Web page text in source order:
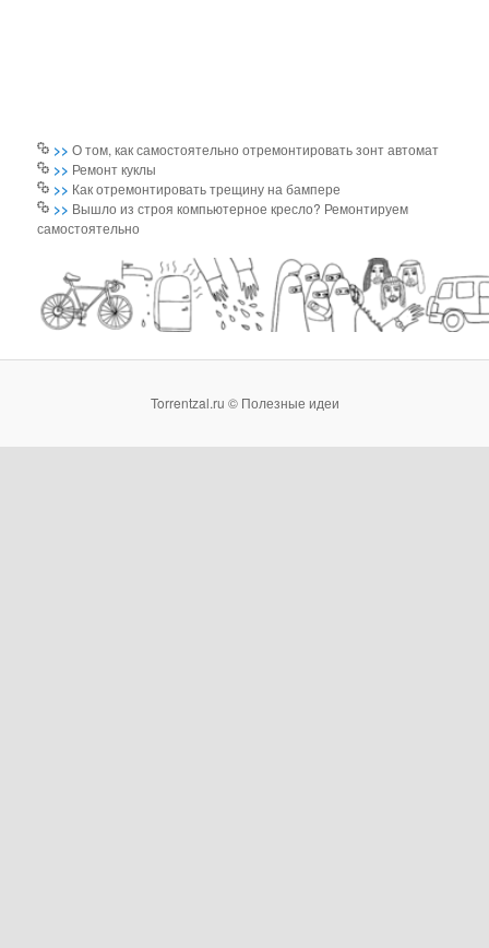
>>О том, как самостоятельно отремонтировать зонт автомат
>> Ремонт куклы
>> Как отремонтировать трещину на бампере
>> Вышло из строя компьютерное кресло? Ремонтируем
самостоятельно
Torrentzal.ru © Полезные идеи